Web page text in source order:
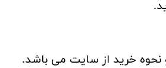
نحوه خرید از سایت می باشد.